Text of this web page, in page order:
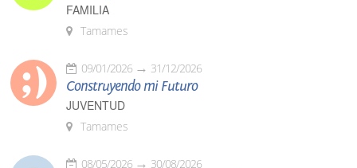
FAMILIA
Tamames
09/01/2026 31/12/2026
Construyendo mi Futuro
JUVENTUD
Tamames
08/05/2026 30/08/2026